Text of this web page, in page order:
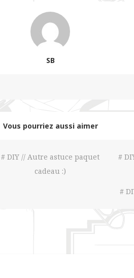
SB
Vous pourriez aussi aimer
# DIY // Autre astuce paquet
cadeau :)
#
#